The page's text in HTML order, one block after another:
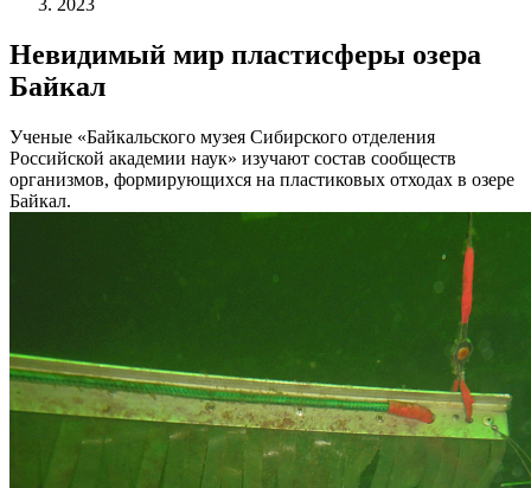
2023
Невидимый мир пластисферы озера
Байкал
Ученые «Байкальского музея Сибирского отделения
Российской академии наук» изучают состав сообществ
организмов, формирующихся на пластиковых отходах в озере
Байкал.